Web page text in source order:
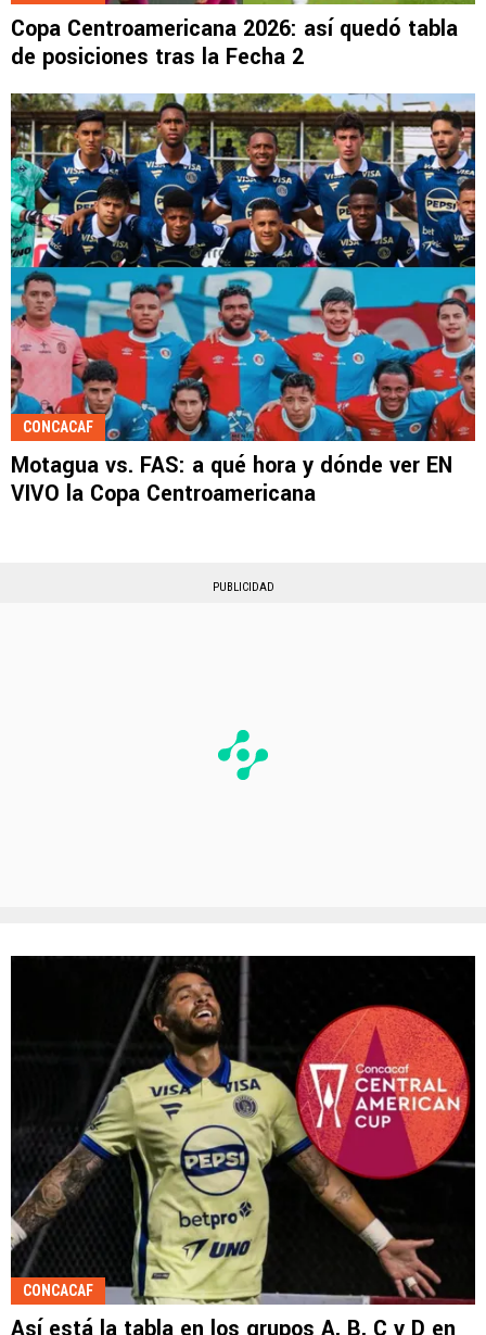
Copa Centroamericana 2026: así quedó tabla
de posiciones tras la Fecha 2
CONCACAF
Motagua vs. FAS: a qué hora y dónde ver EN
VIVO la Copa Centroamericana
PUBLICIDAD
CONCACAF